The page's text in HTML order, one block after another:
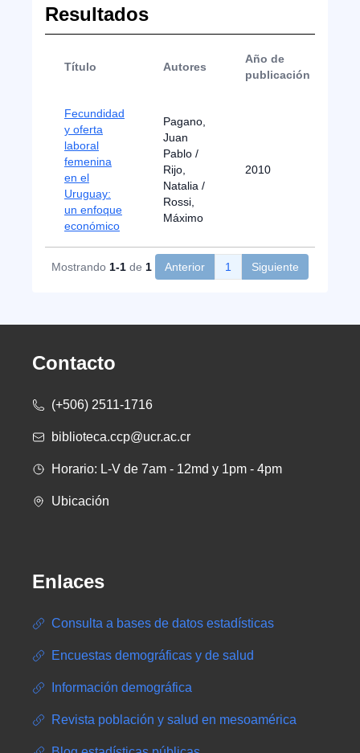
Resultados
Título Autores
Año de
publicación
Fecundidad
y oferta
laboral
femenina
en el
Uruguay:
un enfoque
económico
Pagano,
Juan
Pablo /
Rijo,
Natalia /
Rossi,
Máximo
2010
Mostrando 1-1 de 1 Anterior 1 Siguiente
Contacto
(+506) 2511-1716
biblioteca.ccp@ucr.ac.cr
Horario: L-V de 7am - 12md y 1pm - 4pm
Ubicación
Enlaces
Consulta a bases de datos estadísticas
Encuestas demográficas y de salud
Información demográfica
Revista población y salud en mesoamérica